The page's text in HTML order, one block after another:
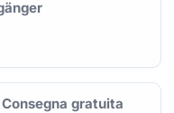
gratuita